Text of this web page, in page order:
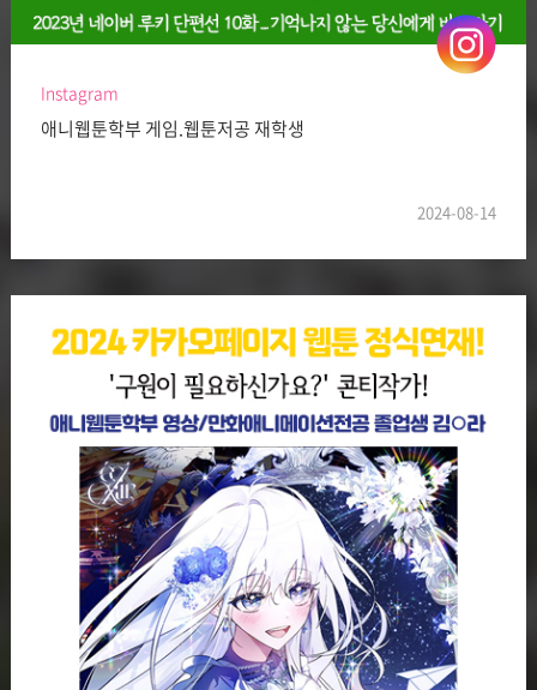
Instagram
애니웹툰학부 게임.웹툰저공 재학생
2024-08-14